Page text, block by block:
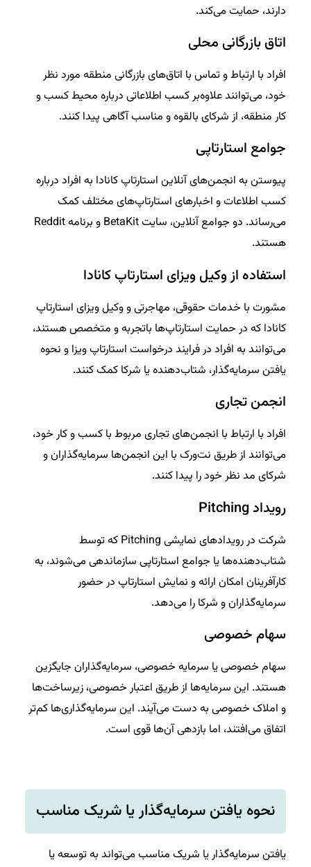
دارند، حمایت می‌کند.
اتاق بازرگانی محلی
افراد با ارتباط و تماس با اتاق‌های بازرگانی منطقه مورد نظر
خود، می‌توانند علاوه‌بر کسب اطلاعاتی درباره محیط کسب و
کار منطقه، از شرکای بالقوه و مناسب آگاهی پیدا کنند.
جوامع استارتاپی
پیوستن به انجمن‌های آنلاین استارتاپ کانادا به افراد درباره
کسب اطلاعات و اخبارهای استارتاپ‌های مختلف کمک
می‌رساند. دو جوامع آنلاین، سایت BetaKit و برنامه Reddit
هستند.
استفاده از وکیل ویزای استارتاپ کانادا
مشورت با خدمات حقوقی، مهاجرتی و وکیل ویزای استارتاپ
کانادا که در حمایت استارتاپ‌ها باتجربه و متخصص هستند،
می‌توانند به افراد در فرایند درخواست استارتاپ ویزا و نحوه
یافتن سرمایه‌گذار، شتاب‌دهنده یا شرکا کمک کنند.
انجمن تجاری
افراد با ارتباط با انجمن‌های تجاری مربوط با کسب و کار خود،
می‌توانند از طریق نت‌ورک با این انجمن‌ها سرمایه‌گذاران و
شرکای مد نظر خود را پیدا کنند.
رویداد Pitching
شرکت در رویدادهای نمایشی Pitching که توسط
شتاب‌دهنده‌ها یا جوامع استارتاپی سازماندهی می‌شوند، به
کارآفرینان امکان ارائه و نمایش استارتاپ در حضور
سرمایه‌گذاران و شرکا را می‌دهد.
سهام خصوصی
سهام خصوصی یا سرمایه خصوصی، سرمایه‌گذاران جایگزین
هستند. این سرمایه‌ها از طریق اعتبار خصوصی، زیرساخت‌ها
و املاک خصوصی به دست می‌آیند. این سرمایه‌گذاری‌ها کم‌تر
اتفاق می‌افتند، اما بازدهی آن‌ها قوی است.
نحوه یافتن سرمایه‌گذار یا شریک مناسب
یافتن سرمایه‌گذار یا شریک مناسب می‌تواند به توسعه یا